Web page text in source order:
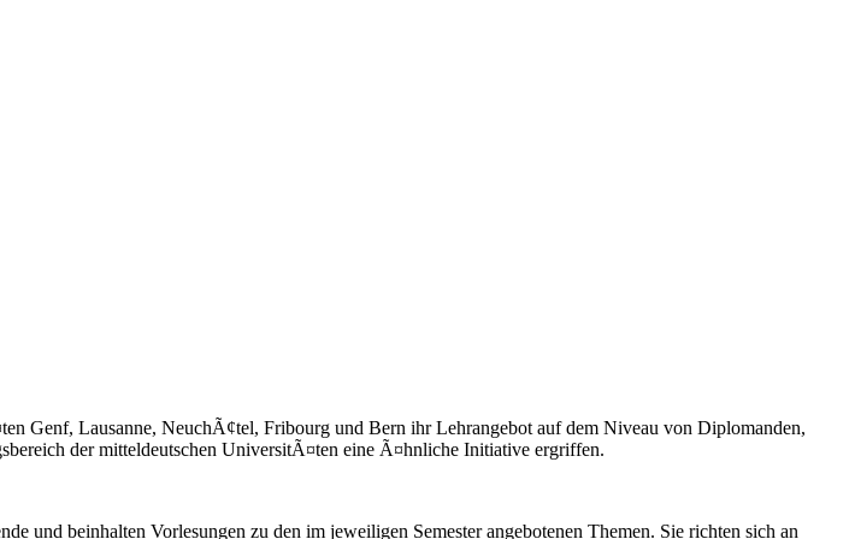
Genf, Lausanne, NeuchÃ¢tel, Fribourg und Bern ihr Lehrangebot auf dem Niveau von Diplomanden,
der mitteldeutschen UniversitÃ¤ten eine Ã¤hnliche Initiative ergriffen.
und beinhalten Vorlesungen zu den im jeweiligen Semester angebotenen Themen. Sie richten sich an